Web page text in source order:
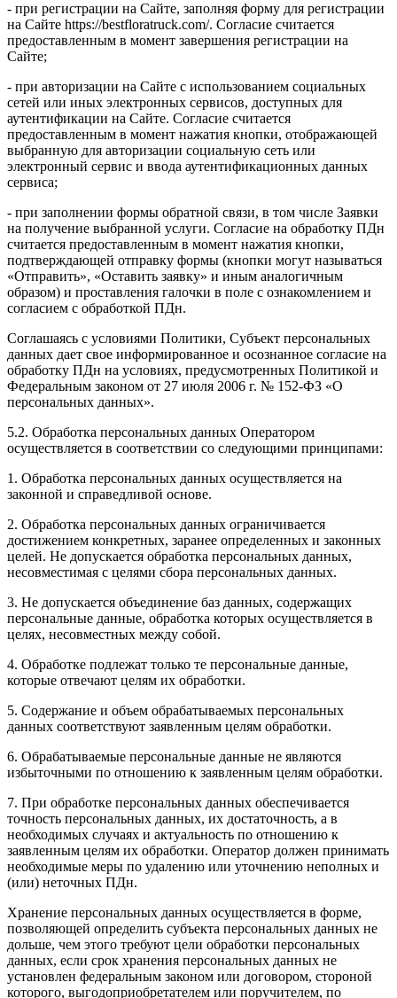
- при регистрации на Сайте, заполняя форму для регистрации
на Сайте https://bestfloratruck.com/. Согласие считается
предоставленным в момент завершения регистрации на
Сайте;
- при авторизации на Сайте с использованием социальных
сетей или иных электронных сервисов, доступных для
аутентификации на Сайте. Согласие считается
предоставленным в момент нажатия кнопки, отображающей
выбранную для авторизации социальную сеть или
электронный сервис и ввода аутентификационных данных
сервиса;
- при заполнении формы обратной связи, в том числе Заявки
на получение выбранной услуги. Согласие на обработку ПДн
считается предоставленным в момент нажатия кнопки,
подтверждающей отправку формы (кнопки могут называться
«Отправить», «Оставить заявку» и иным аналогичным
образом) и проставления галочки в поле с ознакомлением и
согласием с обработкой ПДн.
Соглашаясь с условиями Политики, Субъект персональных
данных дает свое информированное и осознанное согласие на
обработку ПДн на условиях, предусмотренных Политикой и
Федеральным законом от 27 июля 2006 г. № 152-ФЗ «О
персональных данных».
5.2. Обработка персональных данных Оператором
осуществляется в соответствии со следующими принципами:
1. Обработка персональных данных осуществляется на
законной и справедливой основе.
2. Обработка персональных данных ограничивается
достижением конкретных, заранее определенных и законных
целей. Не допускается обработка персональных данных,
несовместимая с целями сбора персональных данных.
3. Не допускается объединение баз данных, содержащих
персональные данные, обработка которых осуществляется в
целях, несовместных между собой.
4. Обработке подлежат только те персональные данные,
которые отвечают целям их обработки.
5. Содержание и объем обрабатываемых персональных
данных соответствуют заявленным целям обработки.
6. Обрабатываемые персональные данные не являются
избыточными по отношению к заявленным целям обработки.
7. При обработке персональных данных обеспечивается
точность персональных данных, их достаточность, а в
необходимых случаях и актуальность по отношению к
заявленным целям их обработки. Оператор должен принимать
необходимые меры по удалению или уточнению неполных и
(или) неточных ПДн.
Хранение персональных данных осуществляется в форме,
позволяющей определить субъекта персональных данных не
дольше, чем этого требуют цели обработки персональных
данных, если срок хранения персональных данных не
установлен федеральным законом или договором, стороной
которого, выгодоприобретателем или поручителем, по